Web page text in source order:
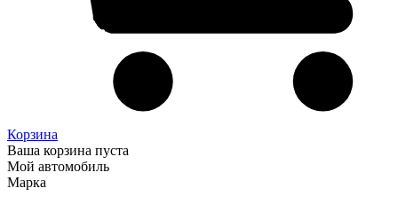
Корзина
Ваша корзина пуста
Мой автомобиль
Марка